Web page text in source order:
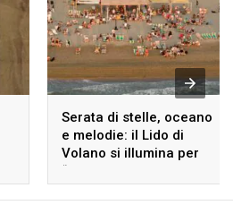
Serata di stelle, oceano
e melodie: il Lido di
Volano si illumina per
“Incontri di Mare”